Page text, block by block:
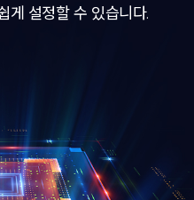
게 설정할 수 있습니다.